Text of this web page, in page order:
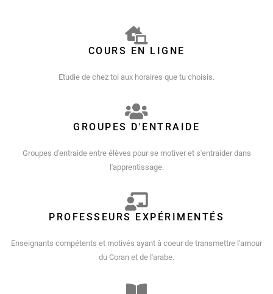
COURS EN LIGNE
Etudie de chez toi aux horaires que tu choisis.
GROUPES D'ENTRAIDE
Groupes d'entraide entre élèves pour se motiver et s'entraider dans
l'apprentissage.
PROFESSEURS EXPÉRIMENTÉS
Enseignants compétents et motivés ayant à coeur de transmettre l'amour
du Coran et de l'arabe.